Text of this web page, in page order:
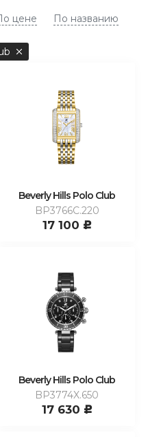
цене По названию
Beverly Hills Polo Club
BP3766C.220
17 100 c
Beverly Hills Polo Club
BP3774X.650
17 630 c